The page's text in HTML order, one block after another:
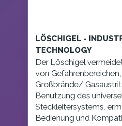
LÖSCHIGEL -
TECHNOLOGY
Der Löschigel
von Gefahrenbereichen,
Großbrände/
Benutzung des
Steckleitersystems,
Bedienung und